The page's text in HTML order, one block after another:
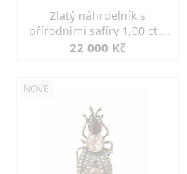
Zlatý náhrdelník s
přírodními safíry 1,00 ct a
diamanty
22 000 Kč
NOVÉ